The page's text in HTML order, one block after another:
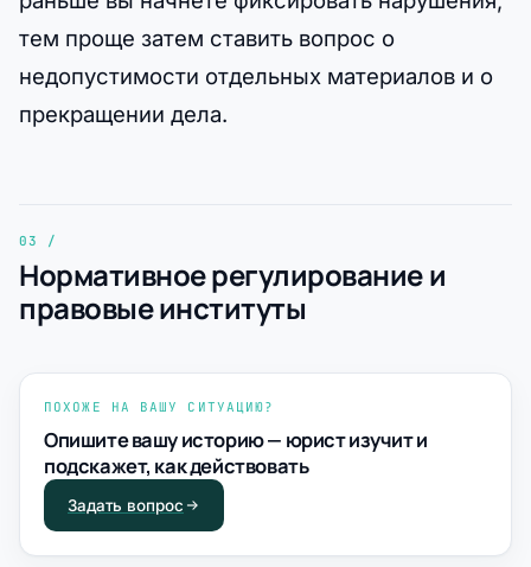
тем проще затем ставить вопрос о
недопустимости отдельных материалов и о
прекращении дела.
Нормативное регулирование и
правовые институты
ПОХОЖЕ НА ВАШУ СИТУАЦИЮ?
Опишите вашу историю — юрист изучит и
подскажет, как действовать
Задать вопрос